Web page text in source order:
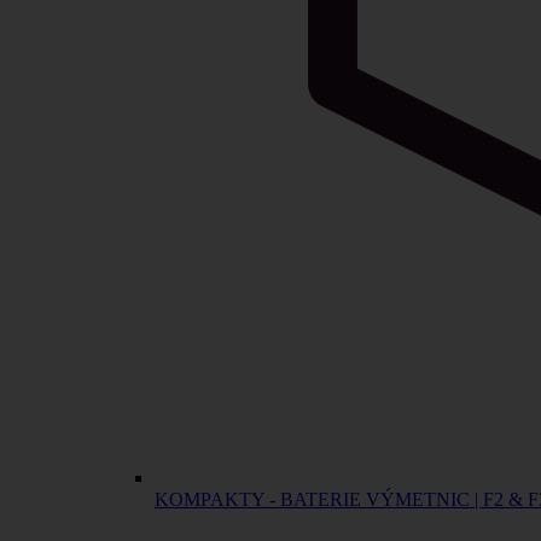
KOMPAKTY - BATERIE VÝMETNIC | F2 &